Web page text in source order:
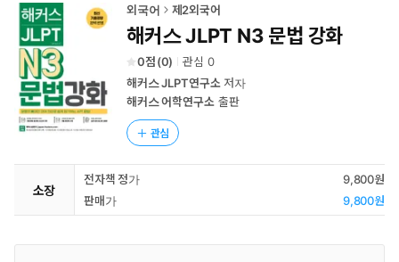
로
이
동
외국어 제2외국어
해커스 JLPT N3 문법 강화
0 (0) 관심 0
해커스 JLPT연구소저자
해커스 어학연구소출판
관심
소장
전자책 정가
9,800원
판매가
9,800원